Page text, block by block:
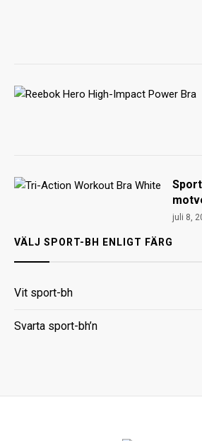
juli 8,
VÄLJ SPORT-BH ENLIGT FÄRG
Vit sport-bh
Svarta sport-bh’n